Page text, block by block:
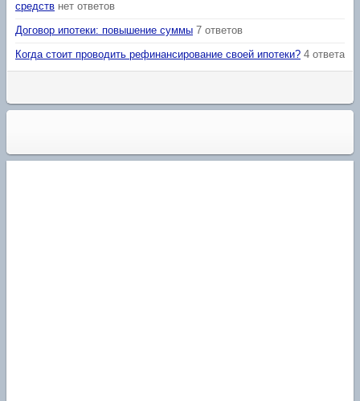
средств нет ответов
Договор ипотеки: повышение суммы 7 ответов
Когда стоит проводить рефинансирование своей ипотеки? 4 ответа